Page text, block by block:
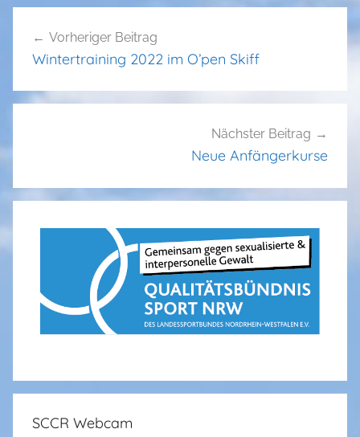
Vorheriger Beitrag
Wintertraining 2022 im O’pen Skiff
Nächster Beitrag
Neue Anfängerkurse
SCCR Webcam